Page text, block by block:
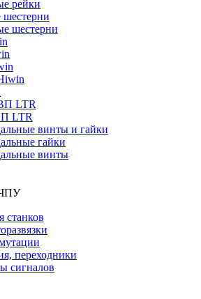
рейки
шестерни
шестерни
LTR
LTR
винты и гайки
гайки
винты
станков
переходники
сигналов